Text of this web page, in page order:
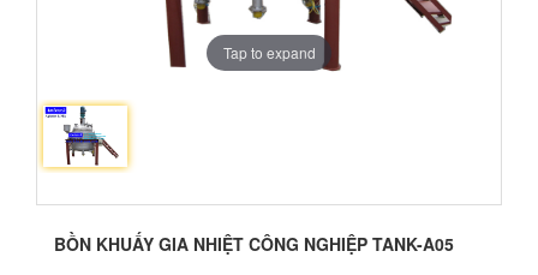
Tap to expand
BỒN KHUẤY GIA NHIỆT CÔNG NGHIỆP TANK-A05